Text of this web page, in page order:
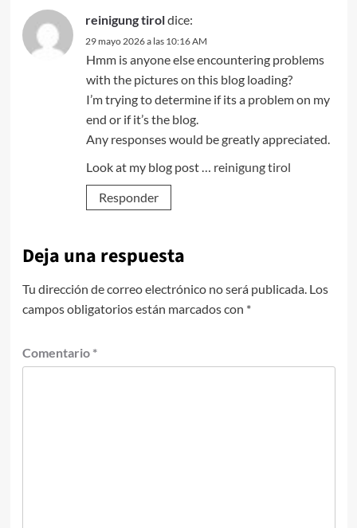
reinigung tiroldice:
29 mayo 2026 a las 10:16 AM
Hmm is anyone else encountering problems
with the pictures on this blog loading?
I’m trying to determine if its a problem on my
end or if it’s the blog.
Any responses would be greatly appreciated.
Look at my blog post … reinigung tirol
Responder
Deja una respuesta
Tu dirección de correo electrónico no será publicada. Los
campos obligatorios están marcados con *
Comentario *